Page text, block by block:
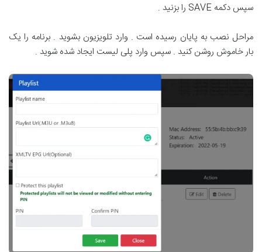
سپس دکمه SAVE را بزنید .
مراحل نصب به پایان رسیده است . وارد تلویزیون بشوید . برنامه را یک
بار خاموش روشن کنید . سپس وارد پلی لیست ایجاد شده شوید .